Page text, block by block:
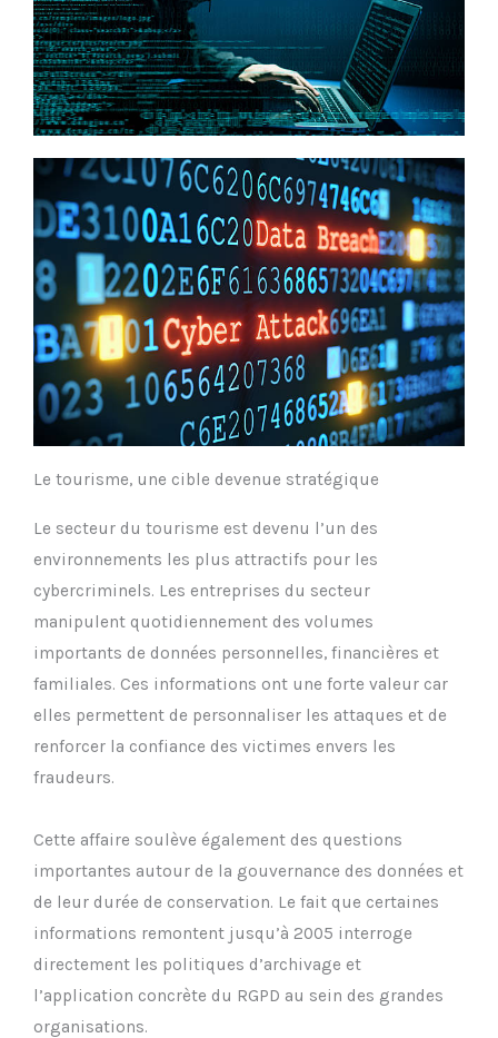
Le tourisme, une cible devenue stratégique
Le secteur du tourisme est devenu l’un des
environnements les plus attractifs pour les
cybercriminels. Les entreprises du secteur
manipulent quotidiennement des volumes
importants de données personnelles, financières et
familiales. Ces informations ont une forte valeur car
elles permettent de personnaliser les attaques et de
renforcer la confiance des victimes envers les
fraudeurs.
Cette affaire soulève également des questions
importantes autour de la gouvernance des données et
de leur durée de conservation. Le fait que certaines
informations remontent jusqu’à 2005 interroge
directement les politiques d’archivage et
l’application concrète du RGPD au sein des grandes
organisations.